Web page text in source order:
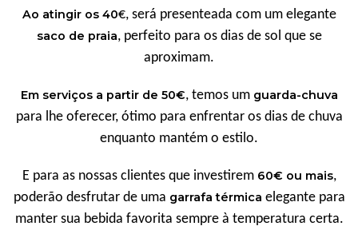
Ao atingir os 40€, será presenteada com um elegante
saco de praia, perfeito para os dias de sol que se
aproximam.
Em serviços a partir de 50€, temos um guarda-chuva
para lhe oferecer, ótimo para enfrentar os dias de chuva
enquanto mantém o estilo.
E para as nossas clientes que investirem 60€ ou mais,
poderão desfrutar de uma garrafa térmica elegante para
manter sua bebida favorita sempre à temperatura certa.